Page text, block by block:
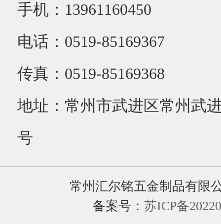
手机：13961160450
电话：0519-85169367
传真：0519-85169368
地址：常州市武进区常州武
号
常州汇尔铭五金制品有
备案号： 苏ICP备